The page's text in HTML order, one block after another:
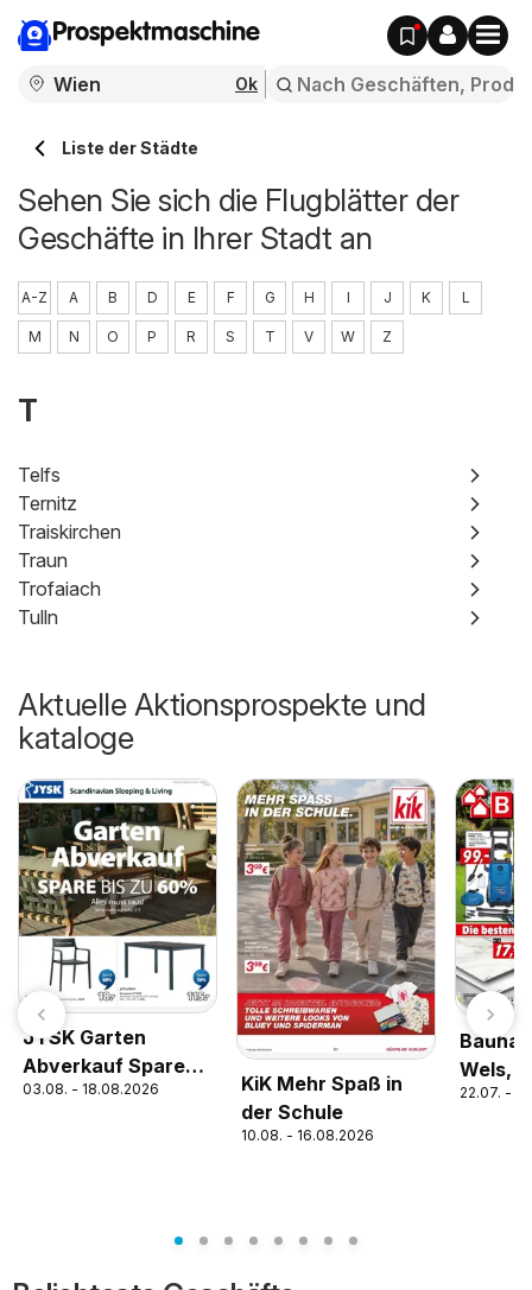
Prospektmaschine
Ok
Liste der Städte
Sehen Sie sich die Flugblätter der
Geschäfte in Ihrer Stadt an
A-Z A B D E F G H I J K L
M N O P R S T V W Z
T
Telfs
Ternitz
Traiskirchen
Traun
Trofaiach
Tulln
Aktuelle Aktionsprospekte und
kataloge
JYSK Garten
Abverkauf Spare
Bis Zu 60%
03.08. - 18.08.2026
KiK Mehr Spaß in
der Schule
10.08. - 16.08.2026
Wels,
22.07. -